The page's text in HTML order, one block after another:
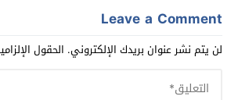
Leave a Comment
لن يتم نشر عنوان بريدك الإلكتروني. الحقول